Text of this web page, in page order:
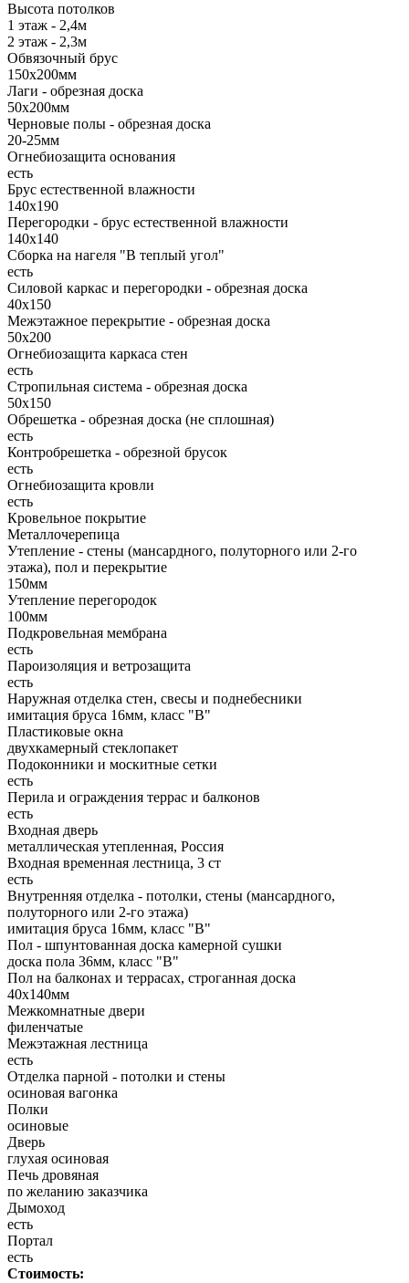
Высота потолков
1 этаж - 2,4м
2 этаж - 2,3м
Обвязочный брус
150х200мм
Лаги - обрезная доска
50х200мм
Черновые полы - обрезная доска
20-25мм
Огнебиозащита основания
есть
Брус естественной влажности
140х190
Перегородки - брус естественной влажности
140х140
Сборка на нагеля "В теплый угол"
есть
Силовой каркас и перегородки - обрезная доска
40х150
Межэтажное перекрытие - обрезная доска
50х200
Огнебиозащита каркаса стен
есть
Стропильная система - обрезная доска
50х150
Обрешетка - обрезная доска (не сплошная)
есть
Контробрешетка - обрезной брусок
есть
Огнебиозащита кровли
есть
Кровельное покрытие
Металлочерепица
Утепление - стены (мансардного, полуторного или 2-го
этажа), пол и перекрытие
150мм
Утепление перегородок
100мм
Подкровельная мембрана
есть
Пароизоляция и ветрозащита
есть
Наружная отделка стен, свесы и поднебесники
имитация бруса 16мм, класс "В"
Пластиковые окна
двухкамерный стеклопакет
Подоконники и москитные сетки
есть
Перила и ограждения террас и балконов
есть
Входная дверь
металлическая утепленная, Россия
Входная временная лестница, 3 ст
есть
Внутренняя отделка - потолки, стены (мансардного,
полуторного или 2-го этажа)
имитация бруса 16мм, класс "В"
Пол - шпунтованная доска камерной сушки
доска пола 36мм, класс "B"
Пол на балконах и террасах, строганная доска
40x140мм
Межкомнатные двери
филенчатые
Межэтажная лестница
есть
Отделка парной - потолки и стены
осиновая вагонка
Полки
осиновые
Дверь
глухая осиновая
Печь дровяная
по желанию заказчика
Дымоход
есть
Портал
есть
Стоимость: